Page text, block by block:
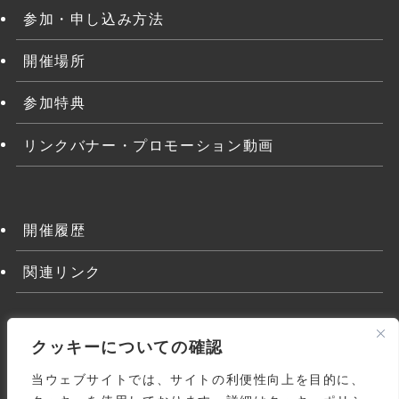
クッキーについての確認
当ウェブサイトでは、サイトの利便性向上を目的に、
参加・申し込み方法
開催場所
参加特典
リンクバナー・プロモーション動画
開催履歴
関連リンク